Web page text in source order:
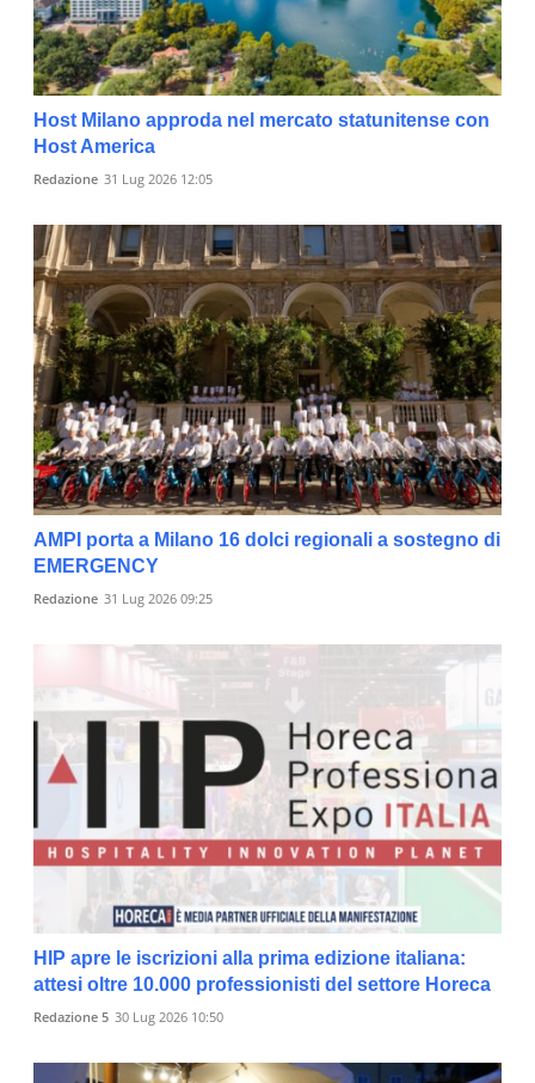
Host Milano approda nel mercato statunitense con
Host America
Redazione 31 Lug 2026 12:05
AMPI porta a Milano 16 dolci regionali a sostegno di
EMERGENCY
Redazione 31 Lug 2026 09:25
HIP apre le iscrizioni alla prima edizione italiana:
attesi oltre 10.000 professionisti del settore Horeca
Redazione 5 30 Lug 2026 10:50